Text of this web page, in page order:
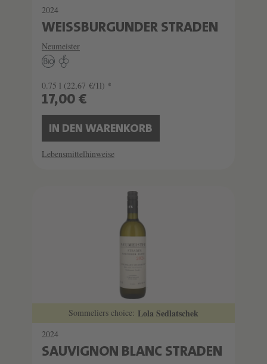
2024
WEISSBURGUNDER STRADEN
Neumeister
0.75 l (22,67 €/1l) *
17,00 €
IN DEN WARENKORB
Lebensmittelhinweise
Sommeliers choice: Lola Sedlatschek
2024
SAUVIGNON BLANC STRADEN